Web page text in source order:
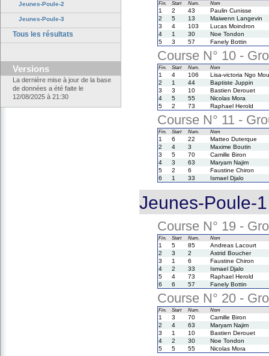
Jeunes-Poule-2
Jeunes-Poule-3
Tous les résultats
Versions
La dernière mise à jour de la base
de données a été faite le
12/08/2025 à 21:30
Fin. Start Num. Nom
1 2 43
Paulin Cunisse
2
5 13
Maiwenn Langevin
3
4 103
Lucas Moindron
4
1 30
Noe Tondon
5
3 57 Fanely Bottin
Course N° 10 -
Fin. Start Num. Nom
1 4 106
Lisa-victoria Ngo
2
1 44
Baptiste Juppin
3
3 10
Bastien Derouet
4
5 55
Nicolas Mora
5
2 73 Raphael Herold
Course N° 11 -
Fin. Start Num. Nom
1 6 22
Matteo Duterque
2
4 3
Maxime Boutin
3
5 70
Camille Biron
4
3 63
Maryam Najim
5
2 6
Faustine Chiron
6
1 33 Ismael Djalo
Jeunes-Poule-
Course N° 19 -
Fin. Start Num. Nom
1 5 85
Andreas Lacourt
2
3 2
Astrid Boucher
3
1 6
Faustine Chiron
4
2 33
Ismael Djalo
5
4 73
Raphael Herold
6
6 57 Fanely Bottin
Course N° 20 -
Fin. Start Num. Nom
1 3 70
Camille Biron
2
4 63
Maryam Najim
3
1 10
Bastien Derouet
4
2 30
Noe Tondon
5
5 55 Nicolas Mora